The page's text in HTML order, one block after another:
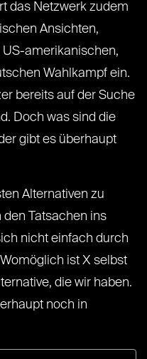
das Netzwerk zudem
Ansichten,
amerikanischen,
Wahlkampf ein.
bereits auf der Suche
Doch was sind die
gibt es überhaupt
Alternativen zu
den Tatsachen ins
nicht einfach durch
ist X selbst
die wir haben.
noch in